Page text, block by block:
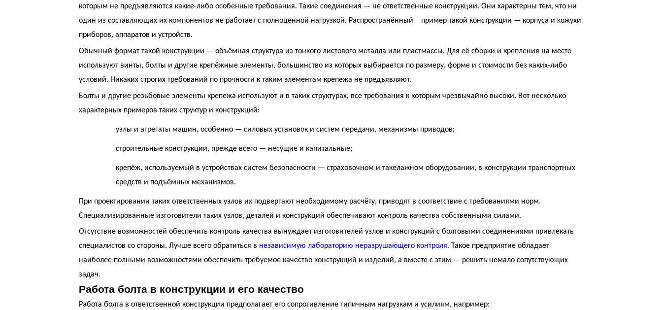
которым не предъявляются какие-либо особенные требования. Такие соединения — не ответственные конструкции. Они характерны тем, что ни
один из составляющих их компонентов не работает с полноценной нагрузкой. Распространённый
пример такой конструкции — корпуса и кожухи
приборов, аппаратов и устройств.
Обычный формат такой конструкции — объёмная структура из тонкого листового металла или пластмассы. Для её сборки и крепления на место
используют винты, болты и другие крепёжные элементы, большинство из которых выбирается по размеру, форме и стоимости без каких-либо
условий. Никаких строгих требований по прочности к таким элементам крепежа не предъявляют.
Болты и другие резьбовые элементы крепежа используют и в таких структурах, все требования к которым чрезвычайно высоки. Вот несколько
характерных примеров таких структур и конструкций:
узлы и агрегаты машин, особенно — силовых установок и систем передачи, механизмы приводов;
строительные конструкции, прежде всего — несущие и капитальные;
крепёж, используемый в устройствах систем безопасности — страховочном и такелажном оборудовании, в конструкции транспортных
средств и подъёмных механизмов.
При проектировании таких ответственных узлов их подвергают необходимому расчёту, приводят в соответствие с требованиями норм.
Специализированные изготовители таких узлов, деталей и конструкций обеспечивают контроль качества собственными силами.
Отсутствие возможностей обеспечить контроль качества вынуждает изготовителей узлов и конструкций с болтовыми соединениями привлекать
специалистов со стороны. Лучше всего обратиться в независимую лабораторию неразрушающего контроля. Такое предприятие обладает
наиболее полными возможностями обеспечить требуемое качество конструкций и изделий, а вместе с этим — решить немало сопутствующих
задач.
Работа болта в конструкции и его качество
Работа болта в ответственной конструкции предполагает его сопротивление типичным нагрузкам и усилиям, например: